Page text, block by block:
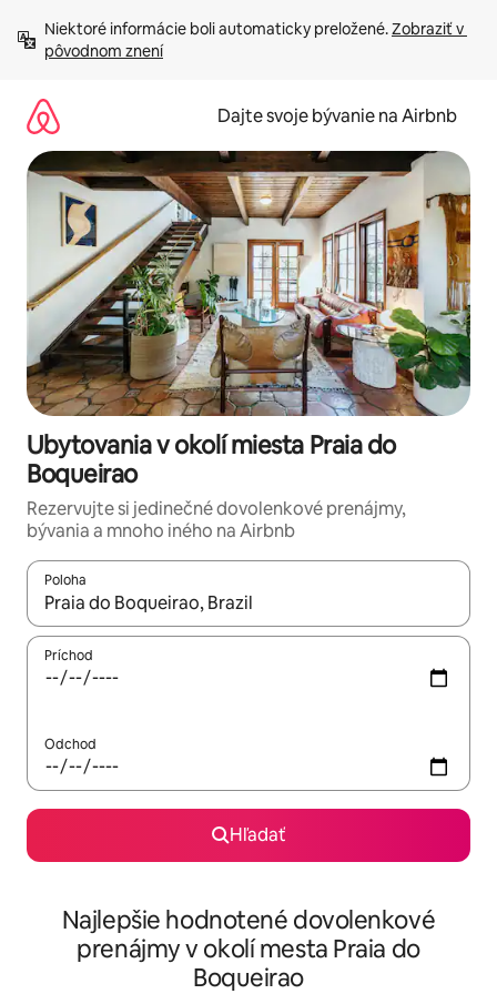
obsah.
Niektoré informácie boli automaticky preložené. Zobraziť v
pôvodnom znení
Dajte svoje bývanie na Airbnb
Ubytovania v okolí miesta Praia do
Boqueirao
Rezervujte si jedinečné dovolenkové prenájmy,
bývania a mnoho iného na Airbnb
Poloha
Keď budú výsledky k dispozícii, môžete si ich prechádzať
Príchod
Odchod
Hľadať
Najlepšie hodnotené dovolenkové
prenájmy v okolí mesta Praia do
Boqueirao